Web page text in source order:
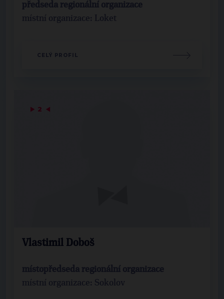
předseda regionální organizace
místní organizace: Loket
CELÝ PROFIL
▶ 2 ◀
Vlastimil Doboš
místopředseda regionální organizace
místní organizace: Sokolov